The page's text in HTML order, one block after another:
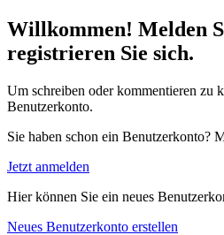
Willkommen! Melden
registrieren Sie sich.
Um schreiben oder kommentieren zu
Benutzerkonto.
Sie haben schon ein Benutzerkonto?
Jetzt anmelden
Hier können Sie ein neues
Neues Benutzerkonto erstellen